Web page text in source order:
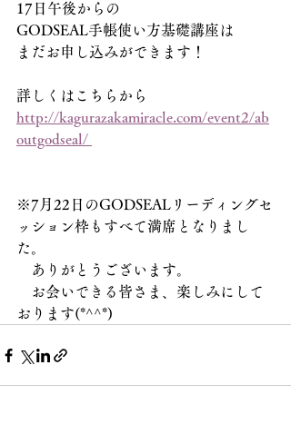
17日午後からの
GODSEAL手帳使い方基礎講座は
まだお申し込みができます！
詳しくはこちらから
http://kagurazakamiracle.com/event2/ab
outgodseal/
※7月22日のGODSEALリーディングセ
ッション枠もすべて満席となりまし
た。
ありがとうございます。
お会いできる皆さま、楽しみにして
おります(*^^*)